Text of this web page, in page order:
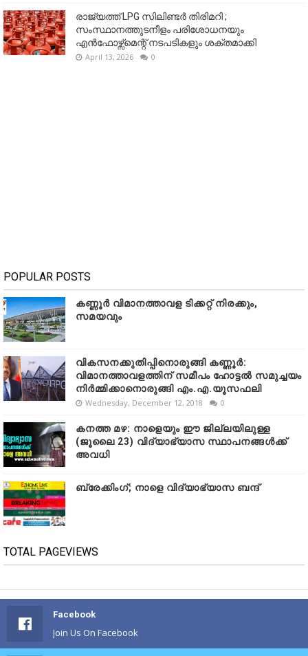
രാജ്യത്ത് LPG സിലിണ്ടർ തിരിമറി ;
സംസ്ഥാനത്തുടനീളം പരിശോധനയും
എൻഫോഴ്സ്മെന്റ് നടപടികളും ശക്തമാക്കി
April 13, 2026 0
POPULAR POSTS
കണ്ണൂർ വിമാനത്താവള ടിക്കറ്റ് നിരക്കും,
സമയവും
വികസനക്കുതിപ്പിനൊരുങ്ങി കണ്ണൂർ:
വിമാനത്താവളത്തിന് സമീപം ഹോട്ടൽ സമുച്ചയം
നിർമ്മിക്കാനൊരുങ്ങി എം.എ.യൂസഫലി
Wednesday, December 12, 2018 0
കനത്ത മഴ: നാളെയും ഈ ജില്ലയിലുള്ള
(ജൂലൈ 23) വിദ്യാഭ്യാസ സ്ഥാപനങ്ങൾക്ക്
അവധി
ബ്രേക്കിംഗ്; നാളെ വിദ്യാഭ്യാസ ബന്ദ്
TOTAL PAGEVIEWS
Facebook
Join Us On Facebook